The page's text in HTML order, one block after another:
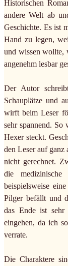
Historischen
andere Welt ab
Geschichte. Es ist
Hand zu legen,
und wissen wollte,
angenehm lesbar
Der Autor
Schauplätze und
wirft beim Leser
sehr spannend.
Hexer steckt.
den Leser auf ganz
nicht gerechnet.
die
beispielsweise
Pilger befällt und
das Ende ist sehr
eingehen, da ich
verrate.
Die Charaktere